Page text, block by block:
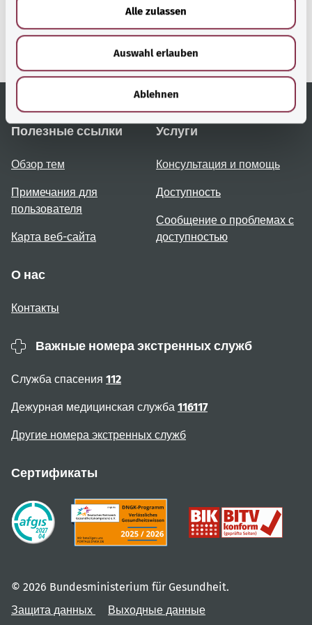
l
Alle zulassen
Auswahl erlauben
Ablehnen
Gesundheit (Федеральное
министерство
здравоохранения).
Полезные ссылки
Обзор тем
Примечания для
пользователя
Карта веб-сайта
Услуги
Консультация и помощь
Доступность
Сообщение о проблемах с
доступностью
О нас
Контакты
Важные номера экстренных служб
Служба спасения 112
Дежурная медицинская служба 116117
Другие номера экстренных служб
Сертификаты
© 2026 Bundesministerium für Gesundheit.
Защита данных
Выходные данные